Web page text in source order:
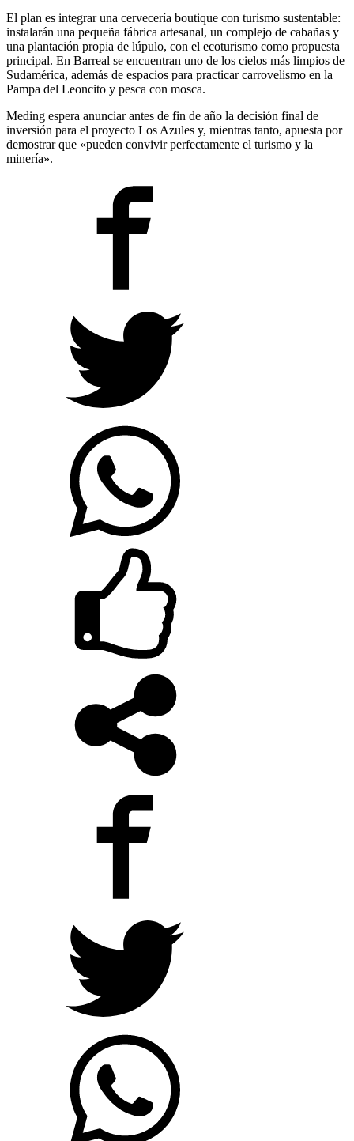
El plan es integrar una cervecería boutique con turismo sustentable:
instalarán una pequeña fábrica artesanal, un complejo de cabañas y
una plantación propia de lúpulo, con el ecoturismo como propuesta
principal. En Barreal se encuentran uno de los cielos más limpios de
Sudamérica, además de espacios para practicar carrovelismo en la
Pampa del Leoncito y pesca con mosca.
Meding espera anunciar antes de fin de año la decisión final de
inversión para el proyecto Los Azules y, mientras tanto, apuesta por
demostrar que «pueden convivir perfectamente el turismo y la
minería».